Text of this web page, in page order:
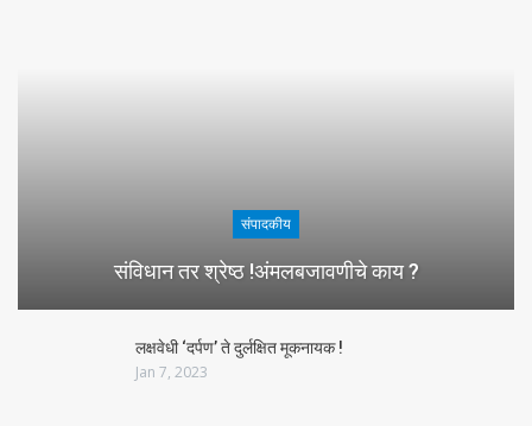
संपादकीय
संविधान तर श्रेष्ठ !अंमलबजावणीचे काय ?
लक्षवेधी ‘दर्पण’ ते दुर्लक्षित मूकनायक !
Jan 7, 2023